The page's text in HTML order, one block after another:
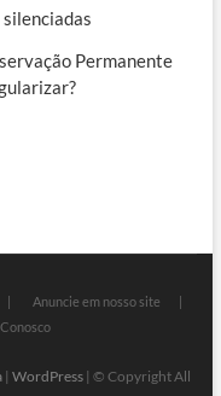
Permanente
Anuncie em nosso site
| WordPress| © Copyright All